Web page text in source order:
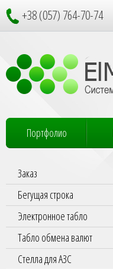
+38 (057) 764-70-74
Портфолио
Заказ
Бегущая строка
Электронное табло
Табло обмена валют
Стелла для АЗС